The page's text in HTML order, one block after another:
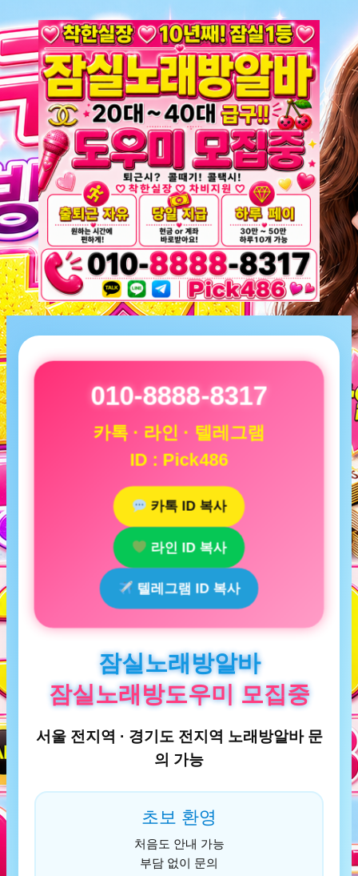
010-8888-8317
카톡 · 라인 · 텔레그램
ID : Pick486
카톡 ID 복사
라인 ID 복사
텔레그램 ID 복사
잠실노래방알바
잠실노래방도우미 모집중
서울 전지역 · 경기도 전지역 노래방알바 문
의 가능
초보 환영
처음도 안내 가능
부담 없이 문의